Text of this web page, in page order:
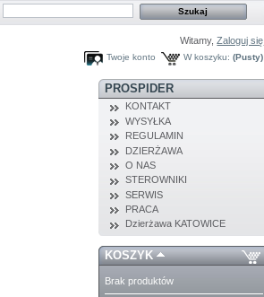
Witamy,Zaloguj się
W koszyku: (Pusty)
Twoje konto
PROSPIDER
KONTAKT
WYSYŁKA
REGULAMIN
DZIERŻAWA
O NAS
STEROWNIKI
SERWIS
PRACA
Dzierżawa KATOWICE
KOSZYK
Brak produktów